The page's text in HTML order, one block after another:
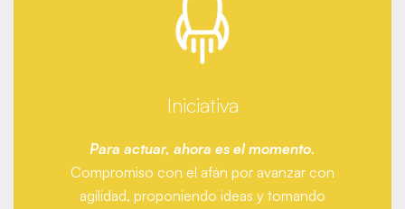
Iniciativa
Para actuar, ahora es el momento.
Compromiso con el afán por avanzar con
agilidad, proponiendo ideas y tomando